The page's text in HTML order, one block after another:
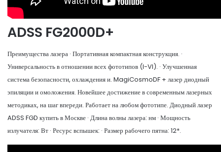
ADSS FG2000D+
Преимущества лазера · Портативная компактная конструкция. ·
Универсальность в отношении всех фототипов (I-VI). · Улучшенная
система безопасности, охлаждения и. MagiCosmoDF + лазер диодный
эпиляции и омоложения. Новейшее достижение в современным лазерных
методиках, на шаг впереди. Работает на любом фототипе. Диодный лазер
ADSS FGD купить в Москве · Длина волны лазера: нм · Мощность
излучателя: Вт · Ресурс вспышек: · Размер рабочего пятна: 12*.